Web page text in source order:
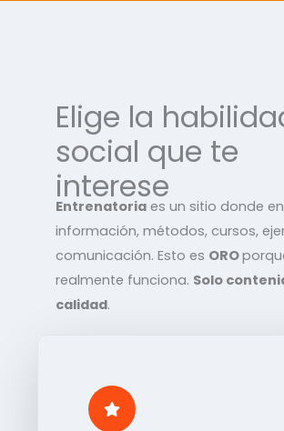
Elige la
social que te
interese
Entrenatoria es un sitio donde
información, métodos, cursos,
comunicación. Esto es ORO
realmente funciona. Solo
calidad.